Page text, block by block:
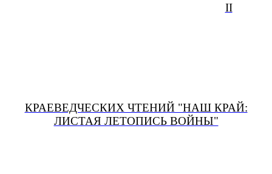
II
КРАЕВЕДЧЕСКИХ ЧТЕНИЙ "НАШ КРАЙ:
ЛИСТАЯ ЛЕТОПИСЬ ВОЙНЫ"